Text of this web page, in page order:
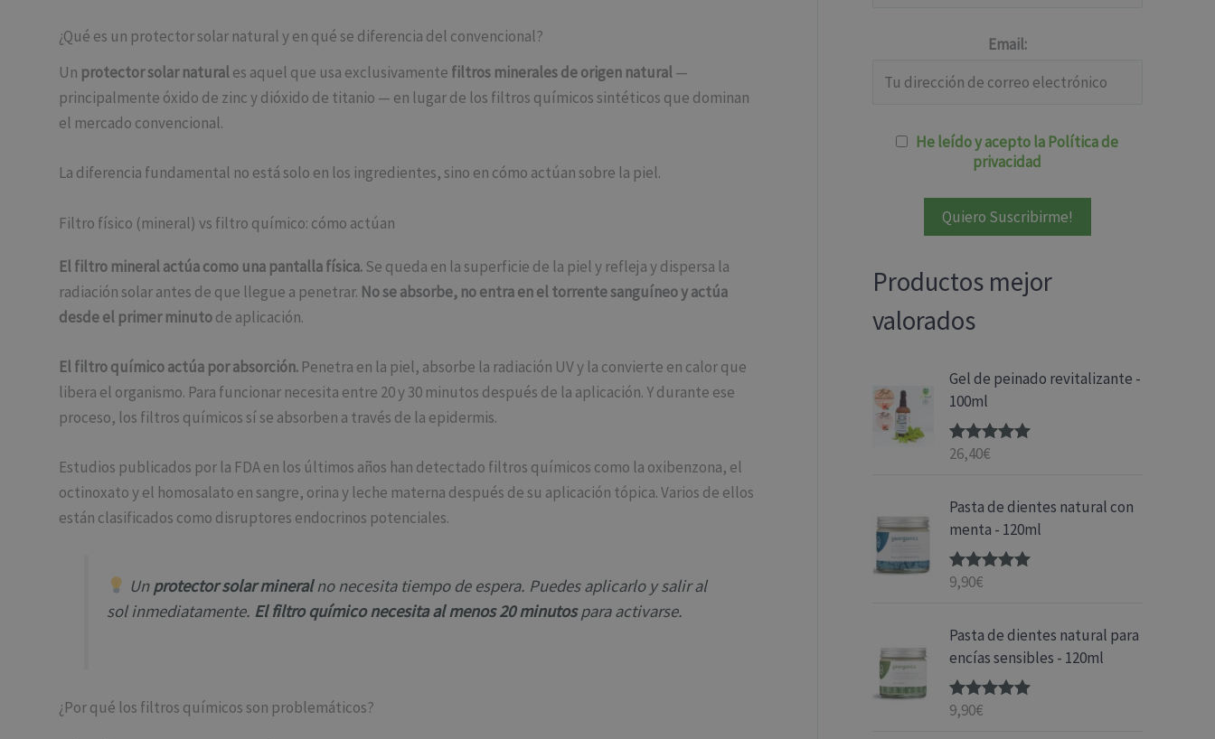
¿Qué es un protector solar natural y en qué se diferencia del convencional?
Un protector solar naturales aquel que usa exclusivamente filtros minerales de origen natural—
principalmente óxido de zinc y dióxido de titanio — en lugar de los filtros químicos sintéticos que dominan
el mercado convencional.
La diferencia fundamental no está solo en los ingredientes, sino en cómo actúan sobre la piel.
Filtro físico (mineral) vs filtro químico: cómo actúan
El filtro mineral actúa como una pantalla física.Se queda en la superficie de la piel y refleja y dispersa la
radiación solar antes de que llegue a penetrar. No se absorbe, no entra en el torrente sanguíneo y actúa
desde el primer minutode aplicación.
El filtro químico actúa por absorción.Penetra en la piel, absorbe la radiación UV y la convierte en calor que
libera el organismo. Para funcionar necesita entre 20 y 30 minutos después de la aplicación. Y durante ese
proceso, los filtros químicos sí se absorben a través de la epidermis.
Estudios publicados por la FDA en los últimos años han detectado filtros químicos como la oxibenzona, el
octinoxato y el homosalato en sangre, orina y leche materna después de su aplicación tópica. Varios de ellos
están clasificados como disruptores endocrinos potenciales.
Unprotector solar mineralno necesita tiempo de espera. Puedes aplicarlo y salir al
sol inmediatamente. El filtro químico necesita al menos 20 minutospara activarse.
¿Por qué los filtros químicos son problemáticos?
Email:
He leído y acepto la Política de
privacidad
Productos mejor
valorados
Gel de peinado revitalizante -
100ml
Valorado
26,40€
Pasta de dientes natural con
menta - 120ml
Valorado
9,90€
Pasta de dientes natural para
encías sensibles - 120ml
Valorado
9,90€